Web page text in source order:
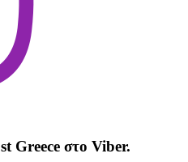
Greece στο Viber.